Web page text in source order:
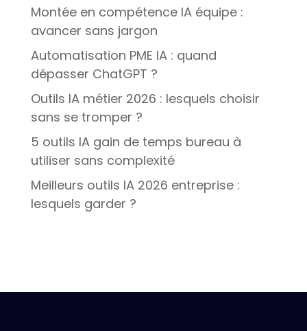
Montée en compétence IA équipe :
avancer sans jargon
Automatisation PME IA : quand
dépasser ChatGPT ?
Outils IA métier 2026 : lesquels choisir
sans se tromper ?
5 outils IA gain de temps bureau à
utiliser sans complexité
Meilleurs outils IA 2026 entreprise :
lesquels garder ?